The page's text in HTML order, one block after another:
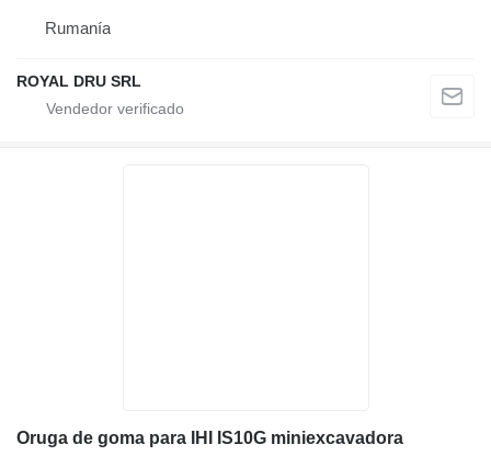
Rumanía
ROYAL DRU SRL
Oruga de goma para IHI IS10G miniexcavadora